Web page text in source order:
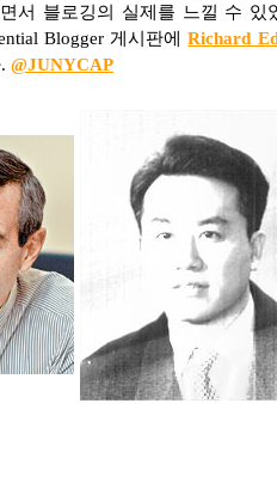
서 블로깅의 실제를 느낄 수 있
Blogger 게시판에Richard
@JUNYCAP